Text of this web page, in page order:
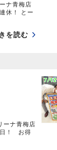
ナ青梅店
休！ とー
を読む
ナ青梅店
！ お得